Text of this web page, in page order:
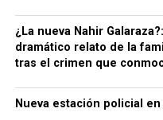
¿La nueva Nahir
dramático relato de la
tras el crimen que
Nueva estación policial